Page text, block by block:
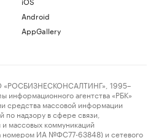
Android
AppGallery
1995–
агентства «РБК»
средства массовой информации
надзору в сфере связи,
массовых коммуникаций
номером ИА №ФС77-63848) и сетевого